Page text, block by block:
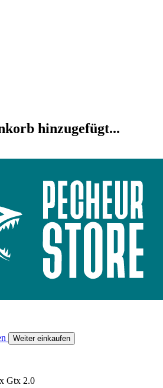
hinzugefügt...
Weiter einkaufen
Gtx 2.0